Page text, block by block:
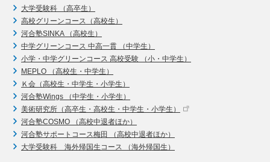
大学受験科 （高卒生）
高校グリーンコース（高校生）
河合塾SINKA （高校生）
中学グリーンコース 中高一貫 （中学生）
小学・中学グリーンコース 高校受験 （小・中学生）
MEPLO （高校生・中学生）
Ｋ会（高校生・中学生・小学生）
河合塾Wings （中学生・小学生）
美術研究所（高卒生・高校生・中学生・小学生）
河合塾COSMO （高校中退者ほか）
河合塾サポートコース梅田 （高校中退者ほか）
大学受験科 海外帰国生コース （海外帰国生）